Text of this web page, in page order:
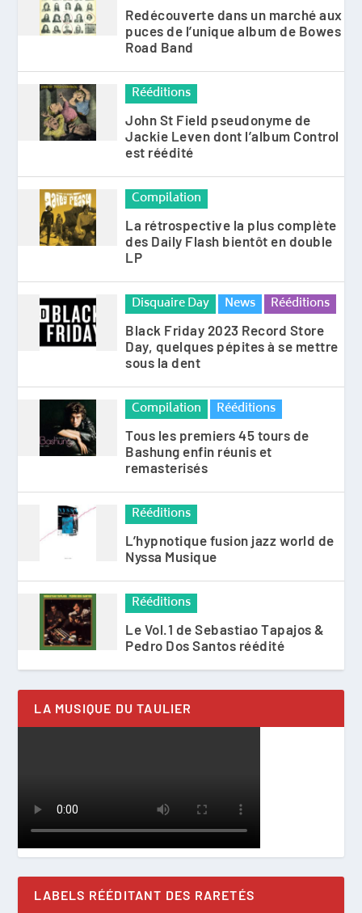
Redécouverte dans un marché aux
puces de l’unique album de Bowes
Road Band
Rééditions
John St Field pseudonyme de
Jackie Leven dont l’album Control
est réédité
Compilation
La rétrospective la plus complète
des Daily Flash bientôt en double
LP
Disquaire Day News Rééditions
Black Friday 2023 Record Store
Day, quelques pépites à se mettre
sous la dent
Compilation Rééditions
Tous les premiers 45 tours de
Bashung enfin réunis et
remasterisés
Rééditions
L’hypnotique fusion jazz world de
Nyssa Musique
Rééditions
Le Vol.1 de Sebastiao Tapajos &
Pedro Dos Santos réédité
LA MUSIQUE DU TAULIER
LABELS RÉÉDITANT DES RARETÉS